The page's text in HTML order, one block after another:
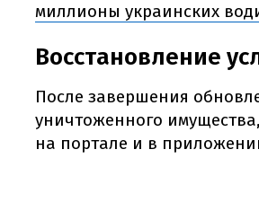
миллионы украинских
Восстановление
После завершения
уничтоженного
на портале и в